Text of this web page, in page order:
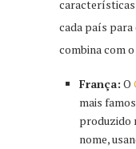
características
cada país para
combina com
França: O
mais
produzido
nome,